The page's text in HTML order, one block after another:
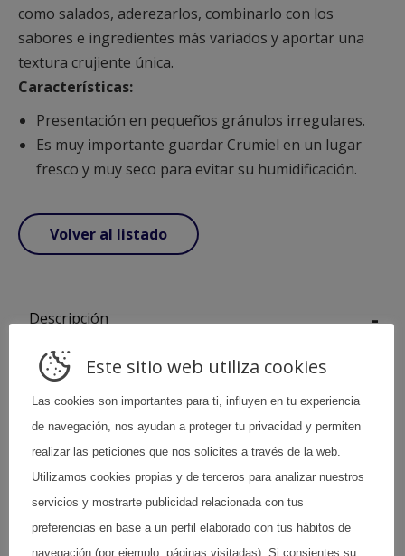
como salados, aderezarlos, combinarlo con los
sabores e ingredientes más variados y aportar una
textura crujiente única.
Características:
Presentación en pequeños gránulos irregulares.
Es muy importante guardar Crumiel en un lugar
fresco y muy seco para evitar su humidificación.
Volver al listado
Descripción
Es una línea de productos cuya principal
peculiaridad es la posibilidad de consumirlos
directamente, ya sea solos o bien mezclados
con otros ingredientes y elaboraciones.
Se trata de productos de características
distintas entre sí, pero con un denominador
común, su especial textura, particular y única
de cada uno de ellos, efervescente en el caso
Este sitio web utiliza cookies
Las cookies son importantes para ti, influyen en tu experiencia
de navegación, nos ayudan a proteger tu privacidad y permiten
realizar las peticiones que nos solicites a través de la web.
Utilizamos cookies propias y de terceros para analizar nuestros
servicios y mostrarte publicidad relacionada con tus
preferencias en base a un perfil elaborado con tus hábitos de
navegación (por ejemplo, páginas visitadas). Si consientes su